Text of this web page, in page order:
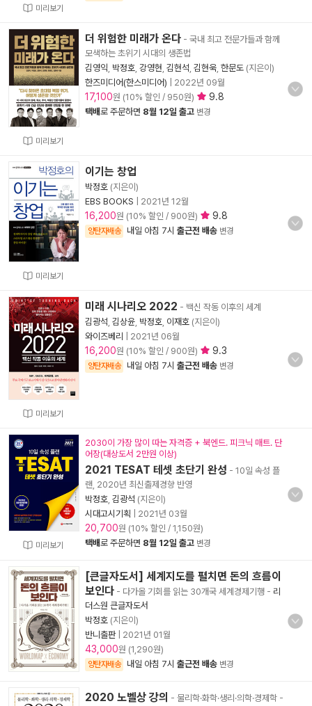
미리보기
미리보기
더 위험한 미래가 온다 - 국내 최고 전문가들과 함께
모색하는 초위기 시대의 생존법
김영익 박정호 강영현 김현석 김현욱 한문도 (지은이)
한즈미디어(한스미디어)
2022년 09월
17,100원 (10% 할인 / 950원) 9.8
택배로 주문하면 8월 12일 출고 변경
미리보기
이기는 창업
박정호 (지은이)
EBS BOOKS
2021년 12월
16,200원 (10% 할인 / 900원) 9.8
양탄자배송 내일 아침 7시 출근전 배송 변경
미리보기
미래 시나리오 2022 - 백신 작동 이후의 세계
김광석 김상윤 박정호 이재호 (지은이)
와이즈베리
2021년 06월
16,200원 (10% 할인 / 900원) 9.3
양탄자배송 내일 아침 7시 출근전 배송 변경
미리보기
2030이 가장 많이 따는 자격증 + 북엔드. 피크닉 매트. 단
어장(대상도서 2만원 이상)
2021 TESAT 테셋 초단기 완성 - 10일 속성 플
랜, 2020년 최신출제경향 반영
박정호 김광석 (지은이)
시대고시기획
2021년 03월
20,700원 (10% 할인 / 1,150원)
택배로 주문하면 8월 12일 출고 변경
[큰글자도서] 세계지도를 펼치면 돈의 흐름이
보인다 - 다가올 기회를 읽는 30개국 세계경제기행 - 리
더스원 큰글자도서
박정호 (지은이)
반니출판| 2021년 01월
43,000원 (1,290원)
양탄자배송 내일 아침 7시 출근전 배송 변경
2020 노벨상 강의 - 물리학·화학·생리·의학·경제학 -